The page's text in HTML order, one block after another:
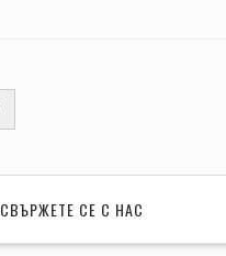
СВЪРЖЕТЕ СЕ С НАС